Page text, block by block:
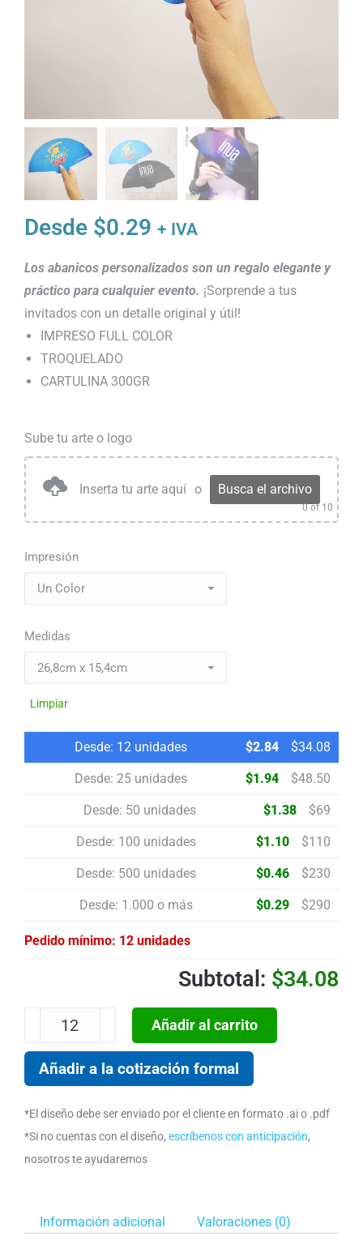
Desde $0.29 + IVA
Los abanicos personalizados son un regalo elegante y
práctico para cualquier evento. ¡Sorprende a tus
invitados con un detalle original y útil!
IMPRESO FULL COLOR
TROQUELADO
CARTULINA 300GR
Sube tu arte o logo
Inserta tu arte aquí o Busca el archivo
0of 10
Impresión
Medidas
Limpiar
Desde: 12 unidades $2.84 $34.08
Desde: 25 unidades $1.94 $48.50
Desde: 50 unidades $1.38 $69
Desde: 100 unidades $1.10 $110
Desde: 500 unidades $0.46 $230
Desde: 1.000 o más $0.29 $290
Pedido mínimo: 12 unidades
$34.08
Añadir al carrito
Añadir a la cotización formal
*El diseño debe ser enviado por el cliente en formato .ai o .pdf
*Si no cuentas con el diseño, escríbenos con anticipación,
nosotros te ayudaremos
Información adicional Valoraciones (0)